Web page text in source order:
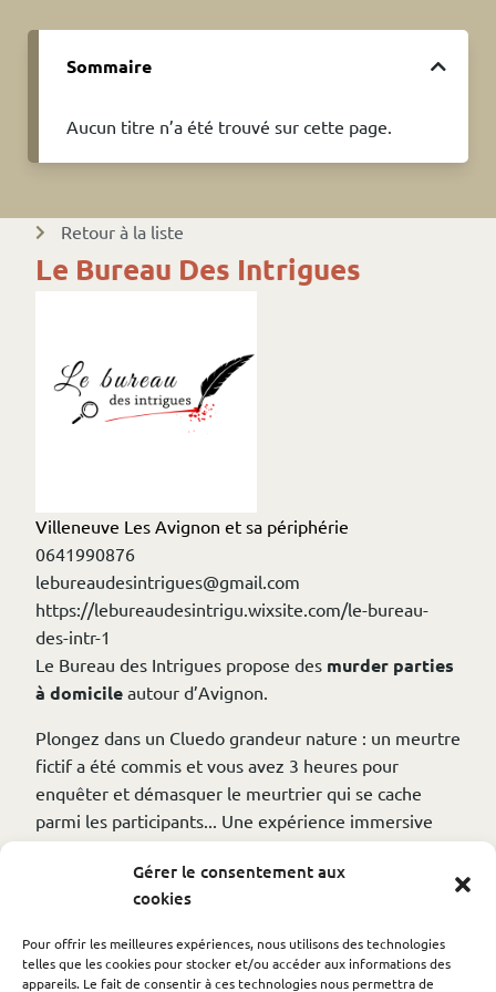
Gérer le consentement aux
cookies
Pour offrir les meilleures expériences, nous utilisons des technologies
telles que les cookies pour stocker et/ou accéder aux informations des
appareils. Le fait de consentir à ces technologies nous permettra de
Sommaire
Aucun titre n’a été trouvé sur cette page.
Retour à la liste
Le Bureau Des Intrigues
Villeneuve Les Avignon et sa périphérie
0641990876
lebureaudesintrigues@gmail.com
https://lebureaudesintrigu.wixsite.com/le-bureau-
des-intr-1
Le Bureau des Intrigues propose des murder parties
à domicile autour d’Avignon.
Plongez dans un Cluedo grandeur nature : un meurtre
fictif a été commis et vous avez 3 heures pour
enquêter et démasquer le meurtrier qui se cache
parmi les participants... Une expérience immersive
mêlant énigmes, stratégie et suspense.
N'hésitez pas à nous contacter pour toutes vos